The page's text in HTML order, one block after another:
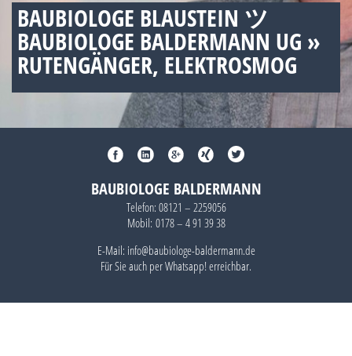
BAUBIOLOGE BLAUSTEIN ツ
BAUBIOLOGE BALDERMANN UG »
RUTENGÄNGER, ELEKTROSMOG
BAUBIOLOGE BALDERMANN
Telefon: 08121 – 2259056
Mobil: 0178 – 4 91 39 38
E-Mail: info@baubiologe-baldermann.de
Für Sie auch perWhatsapp!erreichbar.